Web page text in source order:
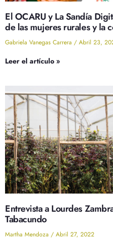
El OCARU y La Sandía
de las mujeres rurales y la
Gabriela Vanegas Carrera Abril 23,
Leer el artículo »
Entrevista a Lourdes
Tabacundo
Martha Mendoza Abril 27, 2022